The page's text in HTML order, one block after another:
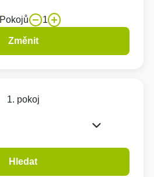
Pokojů 1
Změnit
1. pokoj
Hledat